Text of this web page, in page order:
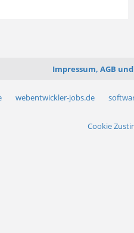
Impressum, AGB
webentwickler-jobs.de
Cookie